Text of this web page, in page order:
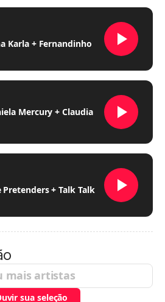
Karla + Fernandinho
Mercury + Claudia
+ Talk Talk
sua seleção